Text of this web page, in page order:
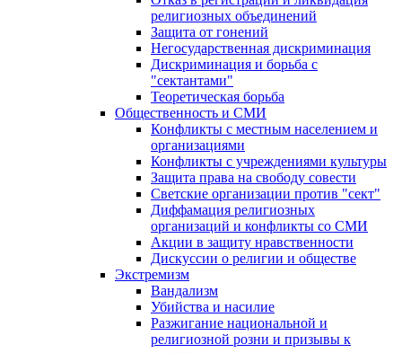
религиозных объединений
Защита от гонений
Негосударственная дискриминация
Дискриминация и борьба с
"сектантами"
Теоретическая борьба
Общественность и СМИ
Конфликты с местным населением и
организациями
Конфликты с учреждениями культуры
Защита права на свободу совести
Светские организации против "сект"
Диффамация религиозных
организаций и конфликты со СМИ
Акции в защиту нравственности
Дискуссии о религии и обществе
Экстремизм
Вандализм
Убийства и насилие
Разжигание национальной и
религиозной розни и призывы к